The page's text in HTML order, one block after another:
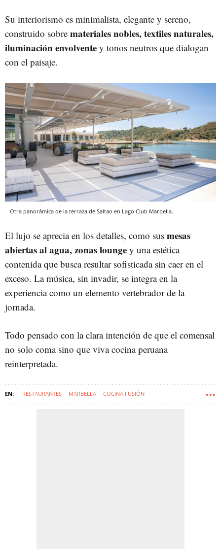
Su interiorismo es minimalista, elegante y sereno,
construido sobre materiales nobles, textiles naturales,
iluminación envolvente y tonos neutros que dialogan
con el paisaje.
Otra panorámica de la terraza de Saltao en Lago Club Marbella.
El lujo se aprecia en los detalles, como sus mesas
abiertas al agua, zonas lounge y una estética
contenida que busca resultar sofisticada sin caer en el
exceso. La música, sin invadir, se integra en la
experiencia como un elemento vertebrador de la
jornada.
Todo pensado con la clara intención de que el comensal
no solo coma sino que viva cocina peruana
reinterpretada.
RESTAURANTES MARBELLA COCINA FUSIÓN